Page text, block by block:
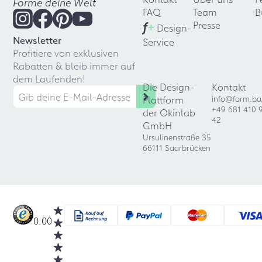
Newsletter
Profitiere von exklusiven
Rabatten & bleib immer auf
dem Laufenden!
FAQ
f+ Design-
Service
Team
Presse
Die Design-
Plattform
der Okinlab
GmbH
Ursulinenstraße 35
66111 Saarbrücken
Kontakt
+49 681 410
42
0.00